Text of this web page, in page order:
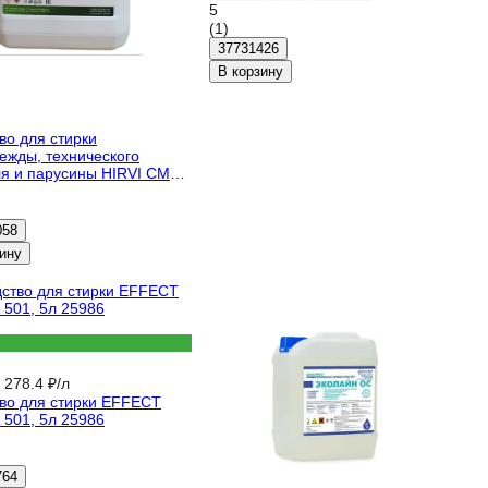
для стирки
технического
и парусины HIRVI СМС
5
5
(1)
37731426
В корзину
278.4 ₽/л
для стирки EFFECT
5л 25986